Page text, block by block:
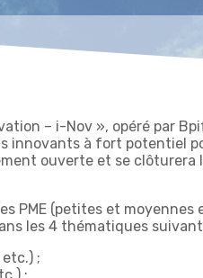
– i-Nov », opéré par
innovants à fort potentiel
ouverte et se clôturera
PME (petites et moyennes
les 4 thématiques
;
;